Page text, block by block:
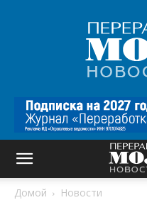
Домой
Новости